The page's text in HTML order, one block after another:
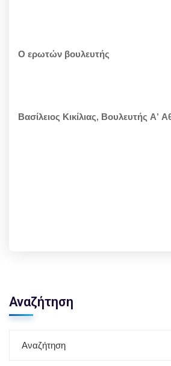
Ο ερωτών βουλευτής
Βασίλειος Κικίλιας, Βουλευτής Α’
Αναζήτηση